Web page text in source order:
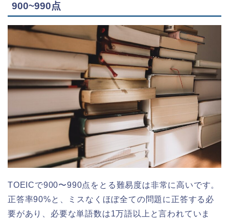
900~990点
TOEICで900〜990点をとる難易度は非常に高いです。
正答率90%と、ミスなくほぼ全ての問題に正答する必
要があり、必要な単語数は1万語以上と言われていま